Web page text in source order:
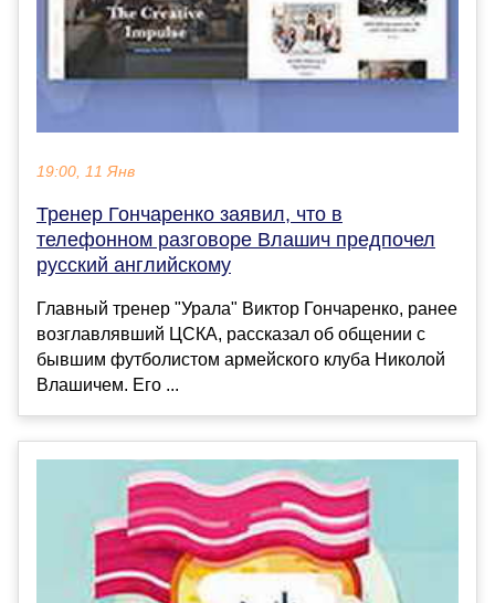
19:00, 11 Янв
Тренер Гончаренко заявил, что в
телефонном разговоре Влашич предпочел
русский английскому
Главный тренер "Урала" Виктор Гончаренко, ранее
возглавлявший ЦСКА, рассказал об общении с
бывшим футболистом армейского клуба Николой
Влашичем. Его ...